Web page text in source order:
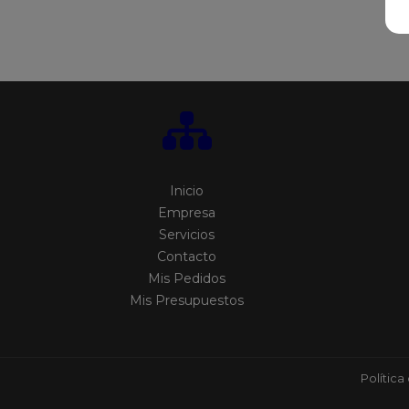
Inicio
Empresa
Servicios
Contacto
Mis Pedidos
Mis Presupuestos
Política